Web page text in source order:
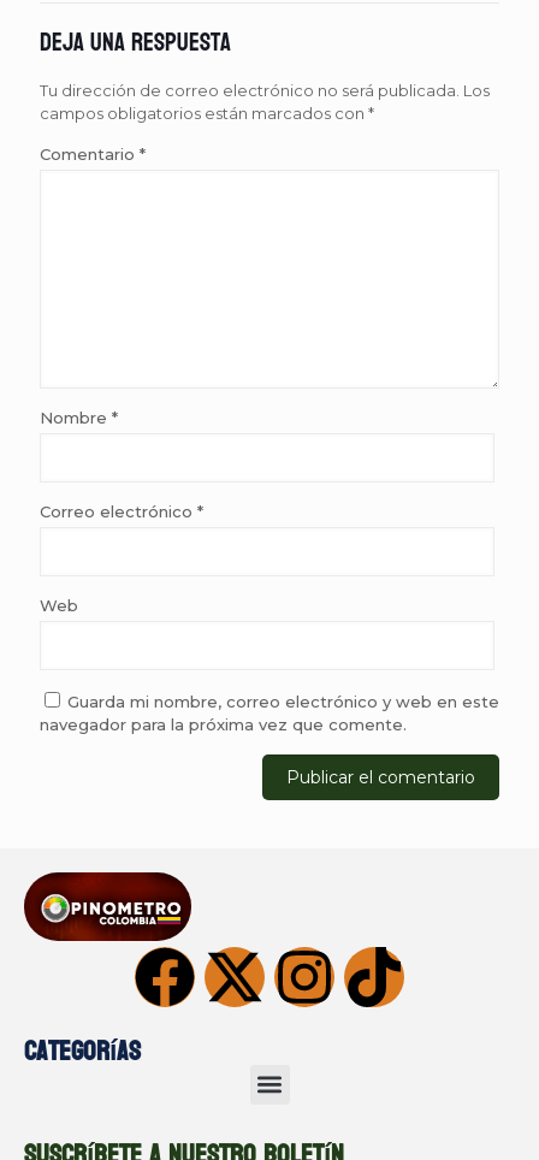
Deja una respuesta
Tu dirección de correo electrónico no será publicada. Los
campos obligatorios están marcados con *
Comentario *
Nombre *
Correo electrónico *
Web
Guarda mi nombre, correo electrónico y web en este
navegador para la próxima vez que comente.
Categorías